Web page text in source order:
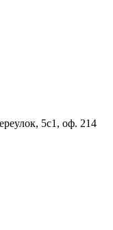
5с1, оф. 214